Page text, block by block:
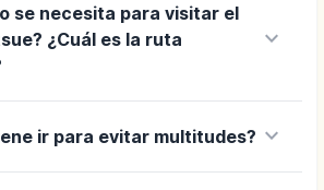
se necesita para visitar el
¿Cuál es la ruta
keyboard_arrow_down
ir para evitar multitudes? keyboard_arrow_down